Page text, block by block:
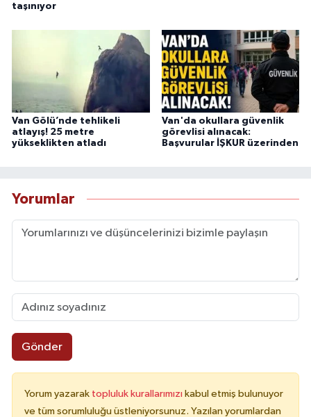
taşınıyor
Van Gölü’nde tehlikeli
atlayış! 25 metre
yükseklikten atladı
Van'da okullara güvenlik
görevlisi alınacak:
Başvurular İŞKUR üzerinden
Yorumlar
Gönder
Yorum yazarak topluluk kurallarımızı kabul etmiş bulunuyor
ve tüm sorumluluğu üstleniyorsunuz. Yazılan yorumlardan